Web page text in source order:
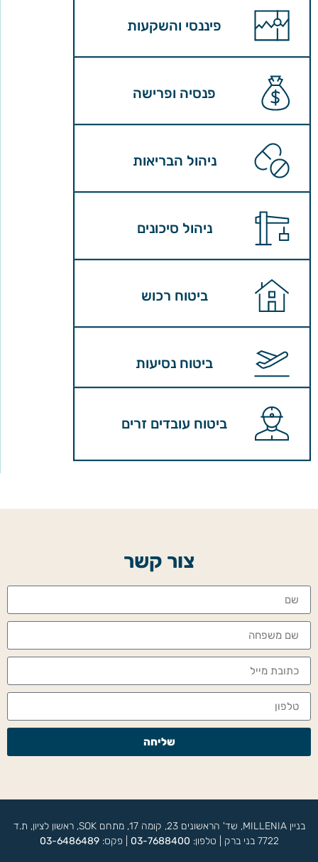
פיננסי והשקעות
פנסיה ופרישה
ניהול הבריאות
ניהול סיכונים
ביטוח רכוש
ביטוח נסיעות
ביטוח עובדים זרים
צור קשר
שליחה
בניין MILLENIA, שד' הראשונים 23, קומה 17, מתחם SOK, ראשון לציון, ת.ד
7722 בני ברק | טלפון:
03-7688400 | פקס:03-6486489